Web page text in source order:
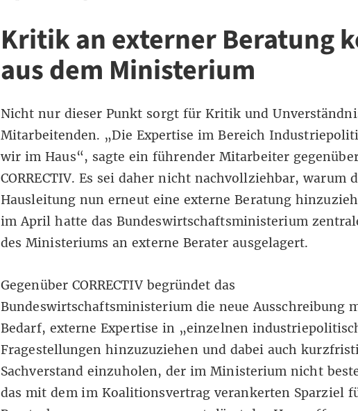
Kritik an externer Beratung
aus dem Ministerium
Nicht nur dieser Punkt sorgt für Kritik und
Mitarbeitenden. „Die Expertise im Bereich
wir im Haus“, sagte ein führender Mitarbeiter
CORRECTIV. Es sei daher nicht nachvollziehbar, warum
Hausleitung nun erneut eine externe Beratung
im April hatte das Bundeswirtschaftsministerium
des Ministeriums an externe Berater ausgelagert.
Gegenüber CORRECTIV begründet das
Bundeswirtschaftsministerium die neue Ausschreibung
Bedarf, externe Expertise in „einzelnen
Fragestellungen hinzuzuziehen und dabei auch
Sachverstand einzuholen, der im Ministerium nicht
das mit dem im Koalitionsvertrag verankerten Sparziel